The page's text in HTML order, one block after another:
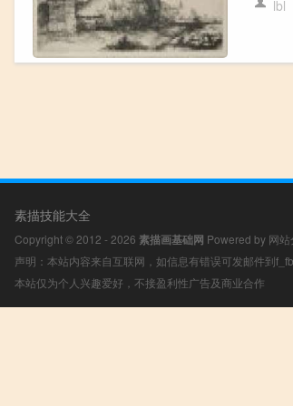
lbl
素描技能大全
Copyright © 2012 - 2026 素描画基础网 Powered by 网
声明：本站内容来自互联网，如信息有错误可发邮件到
本站仅为个人兴趣爱好，不接盈利性广告及商业合作